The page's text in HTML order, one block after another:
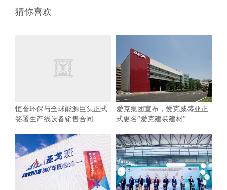
猜你喜欢
恒誉环保与全球能源巨头正式
签署生产线设备销售合同
爱克集团宣布，爱克威盛亚正
式更名”爱克建装建材”